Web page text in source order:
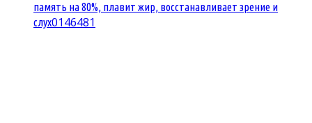
память на 80%, плавит жир, восстанавливает зрение и
слух0146481